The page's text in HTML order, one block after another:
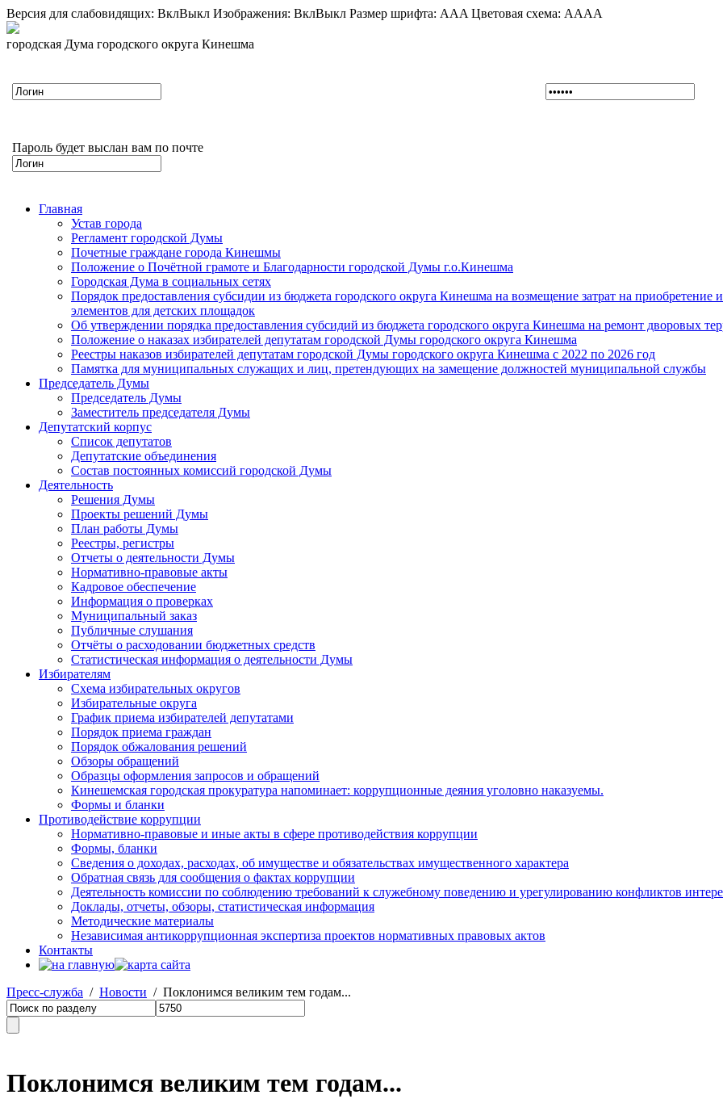
Версия для слабовидящих: ВклВыкл Изображения: ВклВыкл Размер шрифта: AAA Цветовая схема: AAAA
городская Дума городского округа Кинешма
Пароль будет выслан вам по почте
Главная
Устав города
Регламент городской Думы
Почетные граждане города Кинешмы
Положение о Почётной грамоте и Благодарности городской Думы г.о.Кинешма
Городская Дума в социальных сетях
Порядок предоставления субсидии из бюджета городского округа Кинешма на возмещение затрат на
элементов для детских площадок
Об утверждении порядка предоставления субсидий из бюджета городского округа Кинешма на ремонт дворовых
Положение о наказах избирателей депутатам городской Думы городского округа Кинешма
Реестры наказов избирателей депутатам городской Думы городского округа Кинешма с 2022 по 2026 год
Памятка для муниципальных служащих и лиц, претендующих на замещение должностей муниципальной службы
Председатель Думы
Председатель Думы
Заместитель председателя Думы
Депутатский корпус
Список депутатов
Депутатские объединения
Состав постоянных комиссий городской Думы
Деятельность
Решения Думы
Проекты решений Думы
План работы Думы
Реестры, регистры
Отчеты о деятельности Думы
Нормативно-правовые акты
Кадровое обеспечение
Информация о проверках
Муниципальный заказ
Публичные слушания
Отчёты о расходовании бюджетных средств
Статистическая информация о деятельности Думы
Избирателям
Схема избирательных округов
Избирательные округа
График приема избирателей депутатами
Порядок приема граждан
Порядок обжалования решений
Обзоры обращений
Образцы оформления запросов и обращений
Кинешемская городская прокуратура напоминает: коррупционные деяния уголовно наказуемы.
Формы и бланки
Противодействие коррупции
Нормативно-правовые и иные акты в сфере противодействия коррупции
Формы, бланки
Сведения о доходах, расходах, об имуществе и обязательствах имущественного характера
Обратная связь для сообщения о фактах коррупции
Деятельность комиссии по соблюдению требований к служебному поведению и урегулированию конфликтов
Доклады, отчеты, обзоры, статистическая информация
Методические материалы
Независимая антикоррупционная экспертиза проектов нормативных правовых актов
Контакты
Пресс-служба / Новости / Поклонимся великим тем годам...
Поклонимся великим тем годам...